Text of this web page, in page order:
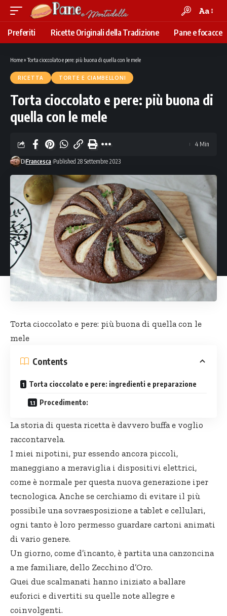
Font
Resizer
Aa
Preferiti Ricette Originali della Tradizione Pane e focacce
Home»Torta cioccolato e pere: più buona di quella con le mele
RICETTA TORTE E CIAMBELLONI
Torta cioccolato e pere: più buona di
quella con le mele
DiFrancesca Published 28 Settembre 2023
4 Min
Torta cioccolato e pere: più buona di quella con le
mele
Contents
Torta cioccolato e pere: ingredienti e preparazione
Procedimento:
La storia di questa ricetta è davvero buffa e voglio
raccontarvela.
I miei nipotini, pur essendo ancora piccoli,
maneggiano a meraviglia i dispositivi elettrici,
come è normale per questa nuova generazione iper
tecnologica. Anche se cerchiamo di evitare il più
possibile una sovraesposizione a tablet e cellulari,
ogni tanto è loro permesso guardare cartoni animati
di vario genere.
Un giorno, come d’incanto, è partita una canzoncina
a me familiare, dello Zecchino d’Oro.
Quei due scalmanati hanno iniziato a ballare
euforici e divertiti su quelle note allegre e
coinvolgenti.